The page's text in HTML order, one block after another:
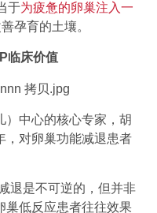
于为疲惫的卵巢注入一
孕育的土壤。
临床价值
）中心的核心专家，胡
，对卵巢功能减退患者
退是不可逆的，但并非
巢低反应患者往往效果